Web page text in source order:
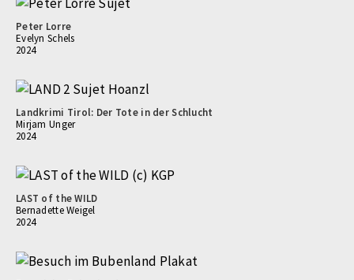
Peter Lorre
Evelyn Schels
2024
Landkrimi Tirol: Der Tote in der Schlucht
Mirjam Unger
2024
LAST of the WILD
Bernadette Weigel
2024